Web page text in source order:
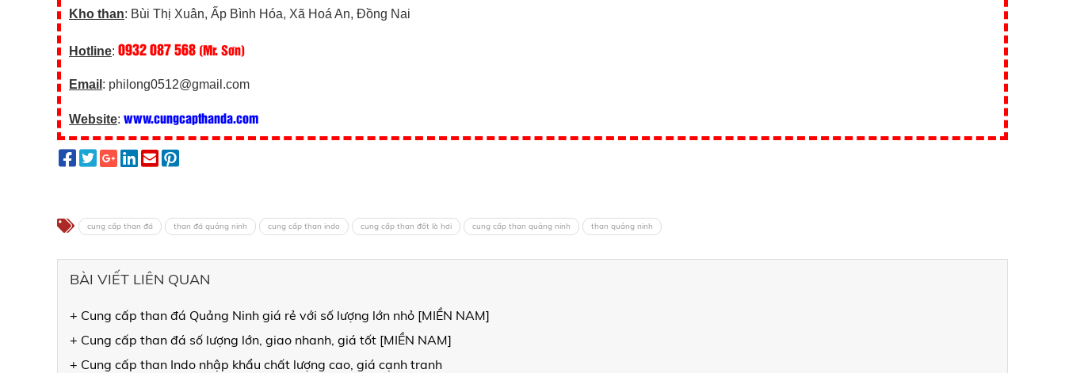
Kho than: Bùi Thị Xuân, Ấp Bình Hóa, Xã Hoá An, Đồng Nai
Hotline: 0932 087 568 (Mr. Sơn)
Email : philong0512@gmail.com
Website: www.cungcapthanda.com
cung cấp than đá than đá quảng ninh cung cấp than indo cung cấp than đốt lò hơi cung cấp than quảng ninh than quảng ninh
BÀI VIẾT LIÊN QUAN
+ Cung cấp than đá Quảng Ninh giá rẻ với số lượng lớn nhỏ [MIỀN NAM]
+ Cung cấp than đá số lượng lớn, giao nhanh, giá tốt [MIỀN NAM]
+ Cung cấp than Indo nhập khẩu chất lượng cao, giá cạnh tranh